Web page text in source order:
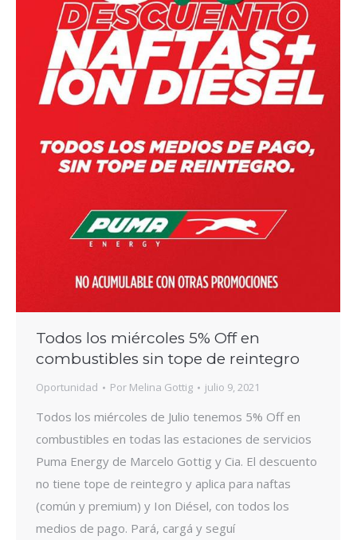
Todos los miércoles 5% Off en
combustibles sin tope de reintegro
Oportunidad Por Melina Gottig julio 9, 2021
Todos los miércoles de Julio tenemos 5% Off en
combustibles en todas las estaciones de servicios
Puma Energy de Marcelo Gottig y Cia. El descuento
no tiene tope de reintegro y aplica para naftas
(común y premium) y Ion Diésel, con todos los
medios de pago. Pará, cargá y seguí